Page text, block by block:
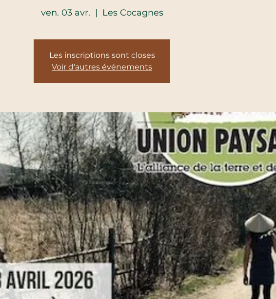
ven. 03 avr.
  |
Les Cocagnes
Les inscriptions sont closes
Voir d'autres événements